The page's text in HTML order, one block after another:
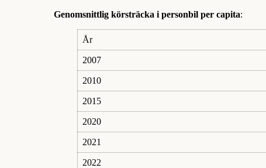
Genomsnittlig körsträcka i personbil per capita:
År
2007
2010
2015
2020
2021
2022